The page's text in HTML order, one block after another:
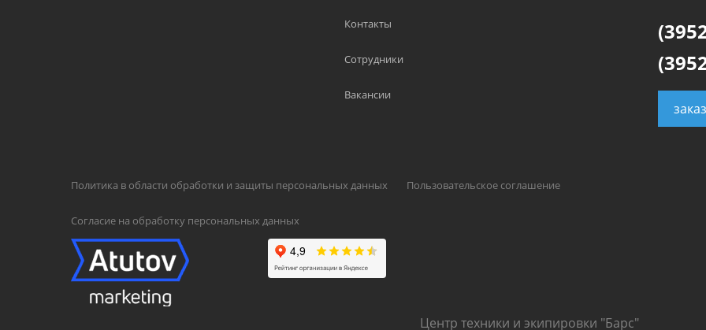
Контакты
Сотрудники
Вакансии
Политика в области обработки и защиты персональных данных Пользовательское соглашение
Согласие на обработку персональных данных
Центр техники и экипировки "Барс"